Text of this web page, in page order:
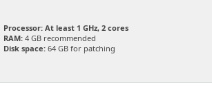
Processor: At least 1 GHz, 2 cores
RAM: 4 GB recommended
Disk space: 64 GB for patching